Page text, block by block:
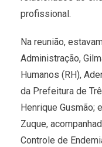
profissional.
Na reunião,
Administração,
Humanos (RH),
da Prefeitura de
Henrique Gusmão;
Zuque,
Controle de